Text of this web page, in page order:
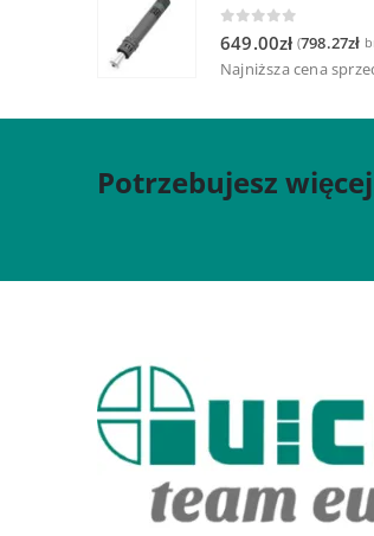
0 out of 5
649.00zł (798.27zł
Najniższa cena
Potrzebujesz